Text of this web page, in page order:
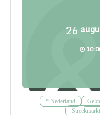
26
* Nederland